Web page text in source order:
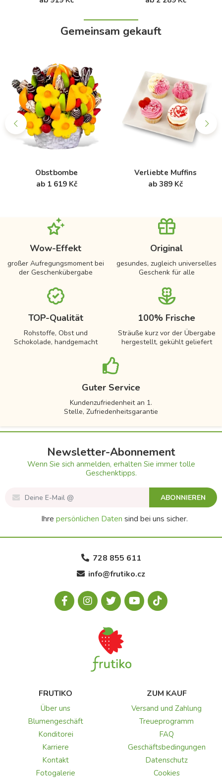
Gemeinsam gekauft
Obstbombe
ab 1 619 Kč
Verliebte Muffins
ab 389 Kč
Wow-Effekt
großer Aufregungsmoment bei
der Geschenkübergabe
Original
gesundes, zugleich universelles
Geschenk für alle
TOP-Qualität
Rohstoffe, Obst und
Schokolade, handgemacht
100% Frische
Sträuße kurz vor der Übergabe
hergestellt, gekühlt geliefert
Guter Service
Kundenzufriedenheit an 1.
Stelle, Zufriedenheitsgarantie
Newsletter-Abonnement
Wenn Sie sich anmelden, erhalten Sie immer tolle
Geschenktipps.
ABONNIEREN
Ihre persönlichen Daten sind bei uns sicher.
728 855 611
info@frutiko.cz
FRUTIKO
Über uns
Blumengeschäft
Konditorei
Karriere
Kontakt
Fotogalerie
ZUM KAUF
Versand und Zahlung
Treueprogramm
FAQ
Geschäftsbedingungen
Datenschutz
Cookies